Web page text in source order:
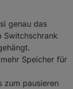
am
Ich
bei >350W
um die 150W, den
melde ich
genau das
Switchschrank
Speicher für
zum pausieren